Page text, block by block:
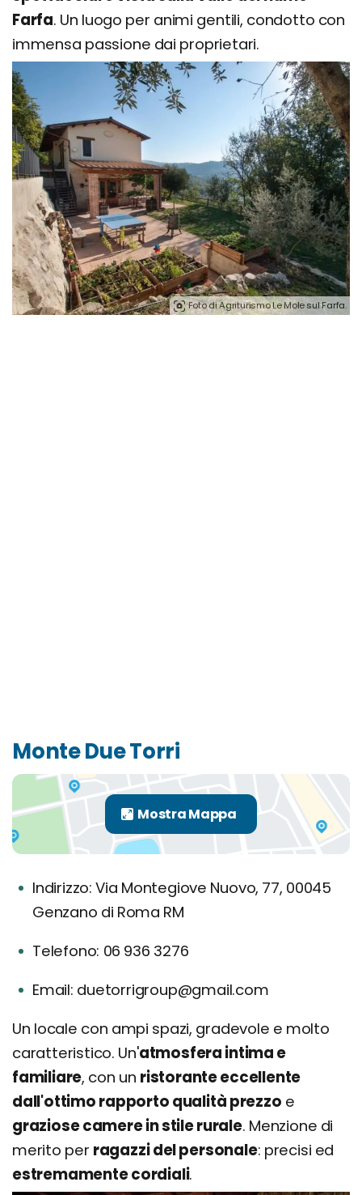
Farfa. Un luogo per animi gentili, condotto con
immensa passione dai proprietari.
Foto di Agriturismo Le Mole sul Farfa.
Monte Due Torri
Indirizzo: Via Montegiove Nuovo, 77, 00045
Genzano di Roma RM
Telefono: 06 936 3276
Email: duetorrigroup@gmail.com
Un locale con ampi spazi, gradevole e molto
caratteristico. Un'atmosfera intima e
familiare, con un ristorante eccellente
dall'ottimo rapporto qualità prezzo e
graziose camere in stile rurale. Menzione di
merito per ragazzi del personale: precisi ed
estremamente cordiali.